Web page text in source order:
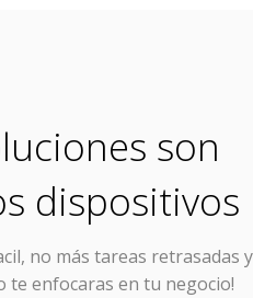
son
dispositivos
no más tareas retrasadas y
te enfocaras en tu negocio!